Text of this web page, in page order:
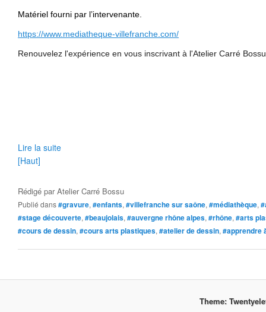
Matériel fourni par l’intervenante.
https://www.mediatheque-villefranche.com/
Renouvelez l'expérience en vous inscrivant à l'Atelier Carré
Lire la suite
[Haut]
Rédigé parAtelier Carré Bossu
Publié dans#gravure, #enfants, #villefranche sur saône, #médiathèque,
#stage découverte, #beaujolais, #auvergne rhône alpes, #rhône, #arts
#cours de dessin, #cours arts plastiques, #atelier de dessin, #apprendre
Theme: